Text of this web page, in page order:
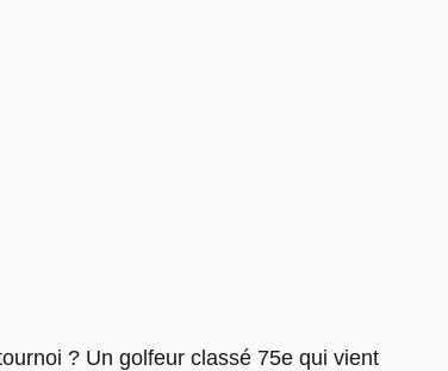
? Un golfeur classé 75e qui vient